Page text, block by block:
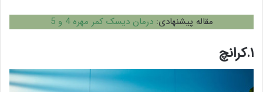
مقاله پیشنهادی:درمان دیسک کمر مهره 4 و 5
۱.کرانچ